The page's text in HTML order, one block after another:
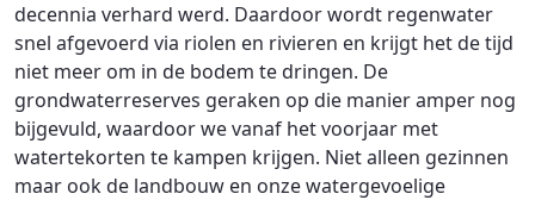
decennia verhard werd. Daardoor wordt regenwater
snel afgevoerd via riolen en rivieren en krijgt het de tijd
niet meer om in de bodem te dringen. De
grondwaterreserves geraken op die manier amper nog
bijgevuld, waardoor we vanaf het voorjaar met
watertekorten te kampen krijgen. Niet alleen gezinnen
maar ook de landbouw en onze watergevoelige